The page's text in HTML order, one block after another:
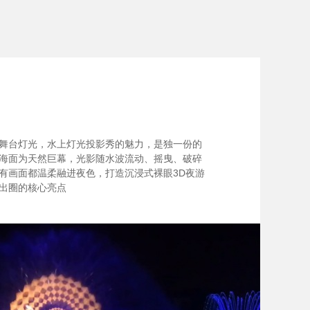
台灯光，水上灯光投影秀的魅力，是独一份的
面为天然巨幕，光影随水波流动、摇曳、破碎
画面都温柔融进夜色，打造沉浸式裸眼3D夜游
圈的核心亮点